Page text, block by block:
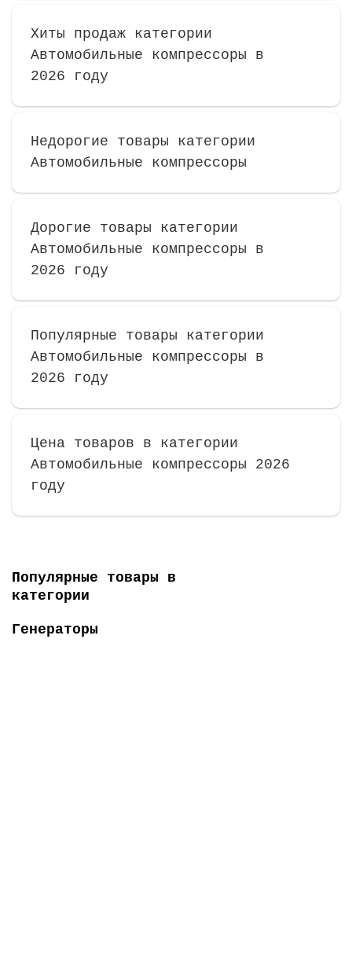
Хиты продаж категории
Автомобильные компрессоры в
2026 году
Недорогие товары категории
Автомобильные компрессоры
Дорогие товары категории
Автомобильные компрессоры в
2026 году
Популярные товары категории
Автомобильные компрессоры в
2026 году
Цена товаров в категории
Автомобильные компрессоры 2026
году
Популярные товары в
категории
Генераторы